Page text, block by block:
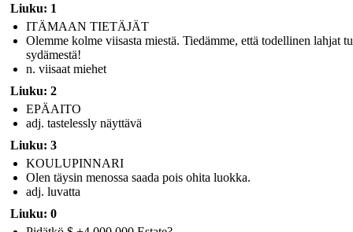
Liuku: 1
ITÄMAAN TIETÄJÄT
Olemme kolme viisasta miestä. Tiedämme, että todellinen lahjat
sydämestä!
n. viisaat miehet
Liuku: 2
EPÄAITO
adj. tastelessly näyttävä
Liuku: 3
KOULUPINNARI
Olen täysin menossa saada pois ohita luokka.
adj. luvatta
Liuku: 0